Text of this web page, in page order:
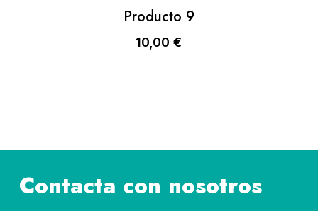
Producto 9
10,00€
Contacta con nosotros